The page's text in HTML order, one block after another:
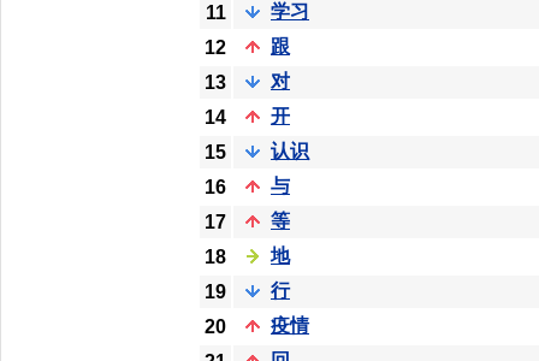
11
学习
12
跟
13
对
14
开
15
认识
16
与
17
等
18
地
19
行
20
疫情